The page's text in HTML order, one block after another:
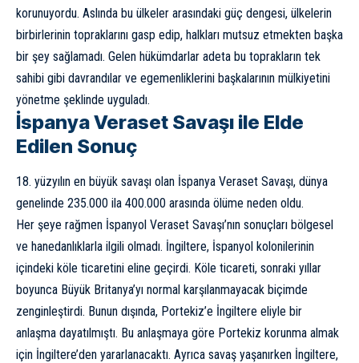
korunuyordu. Aslında bu ülkeler arasındaki güç dengesi, ülkelerin
birbirlerinin topraklarını gasp edip, halkları mutsuz etmekten başka
bir şey sağlamadı. Gelen hükümdarlar adeta bu toprakların tek
sahibi gibi davrandılar ve egemenliklerini başkalarının mülkiyetini
yönetme şeklinde uyguladı.
İspanya Veraset Savaşı ile Elde
Edilen Sonuç
18. yüzyılın en büyük savaşı olan İspanya Veraset Savaşı, dünya
genelinde 235.000 ila 400.000 arasında ölüme neden oldu.
Her şeye rağmen İspanyol Veraset Savaşı’nın sonuçları bölgesel
ve hanedanlıklarla ilgili olmadı. İngiltere, İspanyol kolonilerinin
içindeki köle ticaretini eline geçirdi. Köle ticareti, sonraki yıllar
boyunca Büyük Britanya’yı normal karşılanmayacak biçimde
zenginleştirdi. Bunun dışında, Portekiz’e İngiltere eliyle bir
anlaşma dayatılmıştı. Bu anlaşmaya göre Portekiz korunma almak
için İngiltere’den yararlanacaktı. Ayrıca savaş yaşanırken İngiltere,